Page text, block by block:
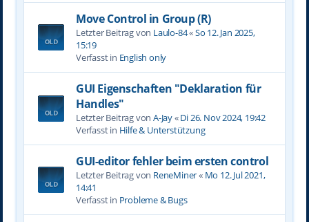
Move Control in Group (R)
Letzter Beitrag von Laulo-84«So 12. Jan 2025,
15:19
Verfasst in English only
GUI Eigenschaften "Deklaration für
Handles"
Letzter Beitrag von A-Jay«Di 26. Nov 2024, 19:42
Verfasst in Hilfe & Unterstützung
GUI-editor fehler beim ersten control
Letzter Beitrag von ReneMiner« Mo 12. Jul 2021,
14:41
Verfasst in Probleme & Bugs